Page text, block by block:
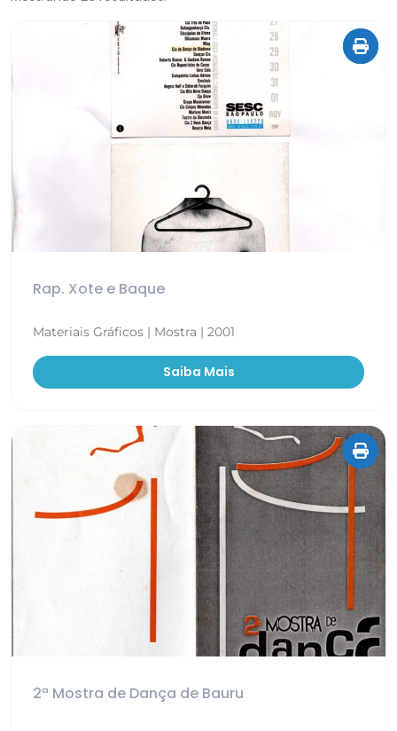
Rap. Xote e Baque
Materiais Gráficos | Mostra | 2001
Saiba Mais
2ª Mostra de Dança de Bauru